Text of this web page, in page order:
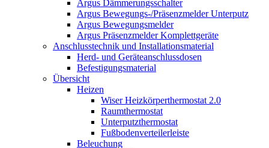
Argus Dämmerungsschalter
Argus Bewegungs-/Präsenzmelder Unterputz
Argus Bewegungsmelder
Argus Präsenzmelder Komplettgeräte
Anschlusstechnik und Installationsmaterial
Herd- und Geräteanschlussdosen
Befestigungsmaterial
Übersicht
Heizen
Wiser Heizkörperthermostat 2.0
Raumthermostat
Unterputzthermostat
Fußbodenverteilerleiste
Beleuchung